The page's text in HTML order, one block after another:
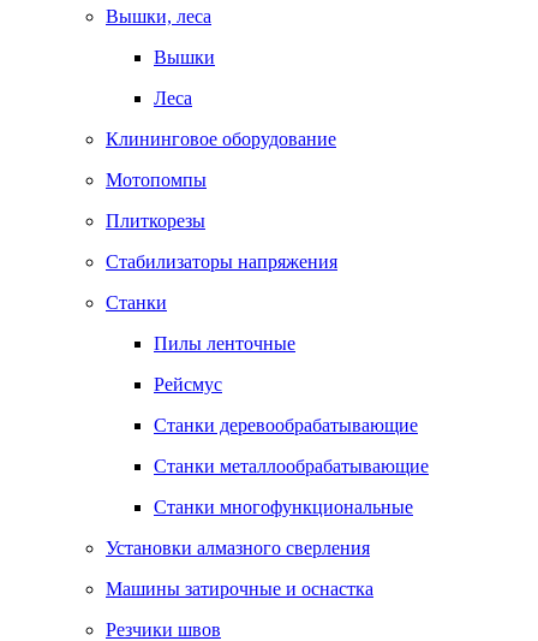
Вышки, леса
Вышки
Леса
Клининговое оборудование
Мотопомпы
Плиткорезы
Стабилизаторы напряжения
Станки
Пилы ленточные
Рейсмус
Станки деревообрабатывающие
Станки металлообрабатывающие
Станки многофункциональные
Установки алмазного сверления
Машины затирочные и оснастка
Резчики швов